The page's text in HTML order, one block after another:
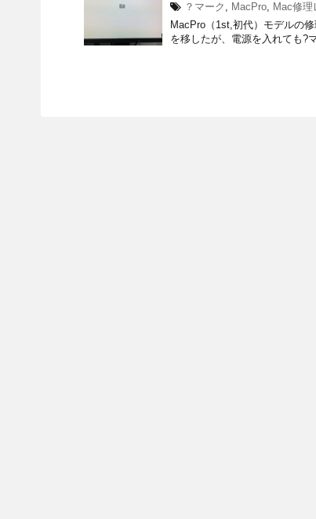
？マーク , MacPro, Mac修理
MacPro（1st,初代）モデルの
を移したが、電源を入れても?